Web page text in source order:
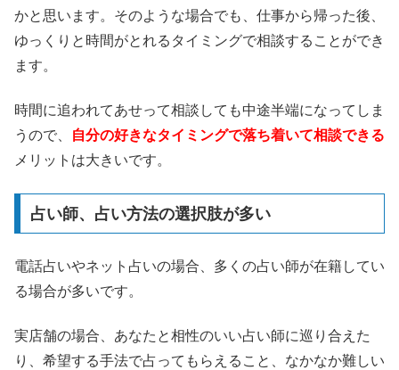
かと思います。そのような場合でも、仕事から帰った後、
ゆっくりと時間がとれるタイミングで相談することができ
ます。
時間に追われてあせって相談しても中途半端になってしま
うので、
自分の好きなタイミングで落ち着いて相談できる
メリットは大きいです。
占い師、占い方法の選択肢が多い
電話占いやネット占いの場合、多くの占い師が在籍してい
る場合が多いです。
実店舗の場合、あなたと相性のいい占い師に巡り合えた
り、希望する手法で占ってもらえること、なかなか難しい